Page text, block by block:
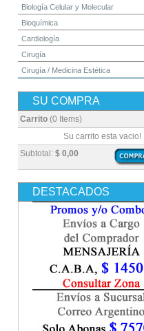
Biología Celular y Molecular
Bioquímica
Cardiología
Cirugía
Cirugía / Medicina Estética
Dermatología
Diagnóstico por Imagen / Radiología
Embriología
Enfermería
Epidemiología
Farmacia / Farmacología
Fisiatría / Kinesiología
Fisiología / Fisiopatología
Fonoaudiología
Gastroenterología
Geriatría
SU COMPRA
Carrito (0 Items)
Subtotal: $ 0,00
Su carrito esta vacio!
DESTACADOS